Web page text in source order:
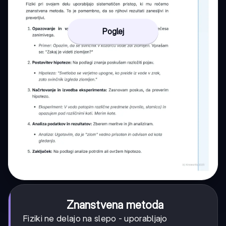
Poglej
Znanstvena metoda
Fiziki ne delajo na slepo - uporabljajo